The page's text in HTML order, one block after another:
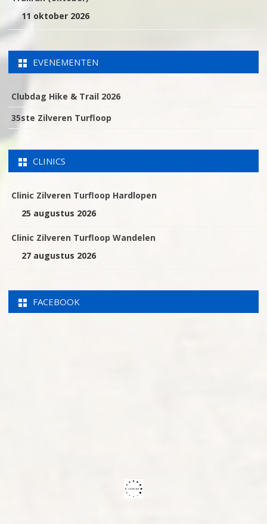
11 oktober 2026
EVENEMENTEN
Clubdag Hike & Trail 2026
35ste Zilveren Turfloop
CLINICS
Clinic Zilveren Turfloop Hardlopen
25 augustus 2026
Clinic Zilveren Turfloop Wandelen
27 augustus 2026
FACEBOOK